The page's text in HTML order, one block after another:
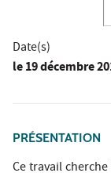
Date(s)
le19 décembre
PRÉSENTATION
Ce travail